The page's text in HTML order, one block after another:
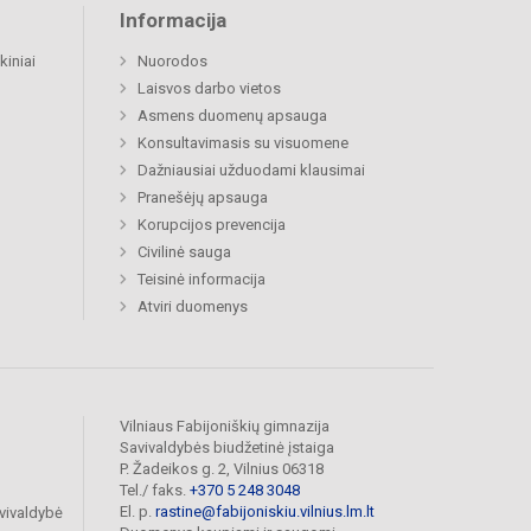
Informacija
Nuorodos
Laisvos darbo vietos
Asmens duomenų apsauga
Konsultavimasis su visuomene
Dažniausiai užduodami klausimai
Pranešėjų apsauga
Korupcijos prevencija
Civilinė sauga
Teisinė informacija
Atviri duomenys
Vilniaus Fabijoniškių gimnazija
Savivaldybės biudžetinė įstaiga
P. Žadeikos g. 2, Vilnius 06318
Tel./ faks. +370 5 248 3048
El. p. rastine@fabijoniskiu.vilnius.lm.lt